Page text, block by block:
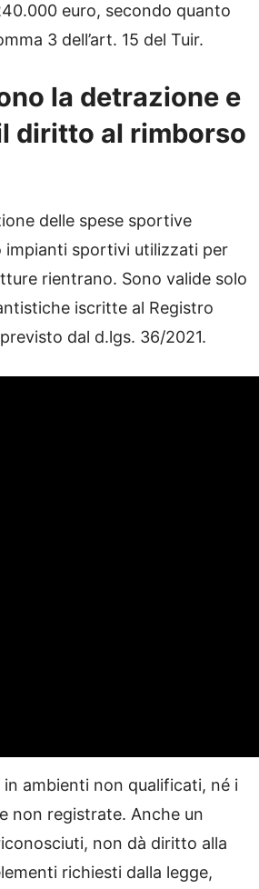
euro, secondo quanto
3 dell’art. 15 del Tuir.
la detrazione e
diritto al rimborso
delle spese sportive
impianti sportivi utilizzati per
rientrano. Sono valide solo
iscritte al Registro
dal d.lgs. 36/2021.
ambienti non qualificati, né i
non registrate. Anche un
non dà diritto alla
richiesti dalla legge,